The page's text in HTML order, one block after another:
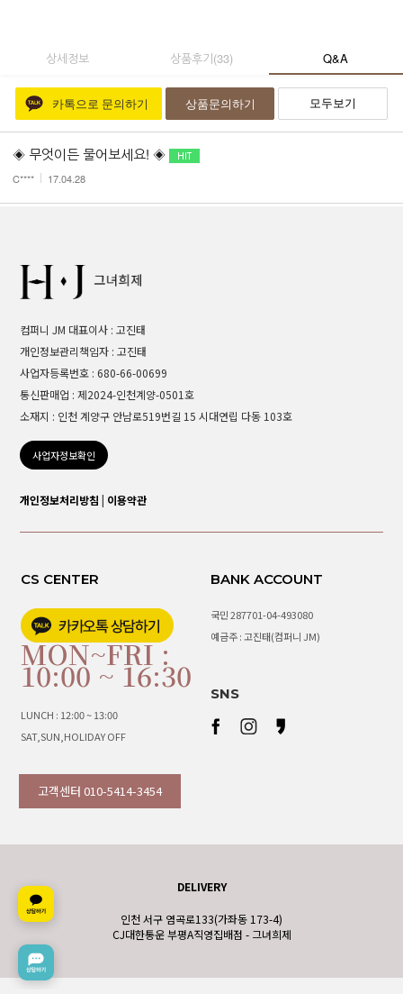
상세정보 상품후기(33) Q&A
카톡으로 문의하기 상품문의하기 모두보기
◈ 무엇이든 물어보세요! ◈
C**** 17.04.28
컴퍼니 JM 대표이사 : 고진태
개인정보관리책임자 : 고진태
사업자등록번호 : 680-66-00699
통신판매업 : 제2024-인천계양-0501호
소재지 : 인천 계양구 안남로519번길 15 시대연립 다동 103호
사업자정보확인
개인정보처리방침 | 이용약관
CS CENTER
MON~FRI :
10:00 ~ 16:30
LUNCH : 12:00 ~ 13:00
SAT,SUN,HOLIDAY OFF
고객센터 010-5414-3454
BANK ACCOUNT
국민 287701-04-493080
예금주 : 고진태(컴퍼니 JM)
SNS
DELIVERY
인천 서구 염곡로133(가좌동 173-4)
CJ대한통운 부평A직영집배점 - 그녀희제